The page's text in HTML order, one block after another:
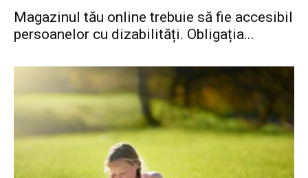
Magazinul tău online trebuie să fie accesibil
persoanelor cu dizabilități. Obligația...